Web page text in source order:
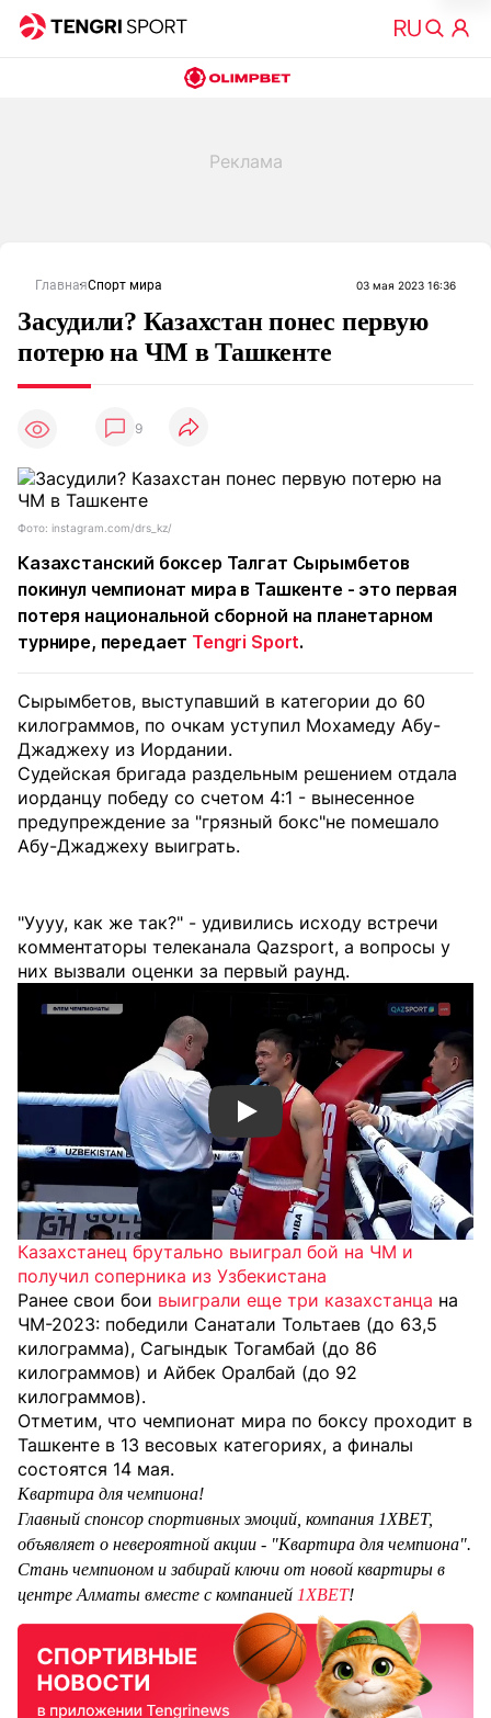
ГлавнаяСпорт мира 03 мая 2023 16:36
Засудили? Казахстан понес первую
потерю на ЧМ в Ташкенте
9
Фото: instagram.com/drs_kz/
Казахстанский боксер Талгат Сырымбетов
покинул чемпионат мира в Ташкенте - это первая
потеря национальной сборной на планетарном
турнире, передает Tengri Sport.
Сырымбетов, выступавший в категории до 60
килограммов, по очкам уступил Мохамеду Абу-
Джаджеху из Иордании.
Судейская бригада раздельным решением отдала
иорданцу победу со счетом 4:1 - вынесенное
предупреждение за "грязный бокс"не помешало
Абу-Джаджеху выиграть.
"Уууу, как же так?" - удивились исходу встречи
комментаторы телеканала Qazsport, а вопросы у
них вызвали оценки за первый раунд.
Смотреть видео YouTube
Казахстанец брутально выиграл бой на ЧМ и
получил соперника из Узбекистана
Ранее свои бои выиграли еще три казахстанца на
ЧМ-2023: победили Санатали Тольтаев (до 63,5
килограмма), Сагындык Тогамбай (до 86
килограммов) и Айбек Оралбай (до 92
килограммов).
Отметим, что чемпионат мира по боксу проходит в
Ташкенте в 13 весовых категориях, а финалы
состоятся 14 мая.
Квартира для чемпиона!
Главный спонсор спортивных эмоций, компания 1XBET,
объявляет о невероятной акции - "Квартира для чемпиона".
Стань чемпионом и забирай ключи от новой квартиры в
центре Алматы вместе с компанией 1XBET!